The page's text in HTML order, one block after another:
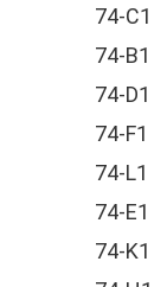
74-C1
74-B1
74-D1
74-F1
74-L1
74-E1
74-K1